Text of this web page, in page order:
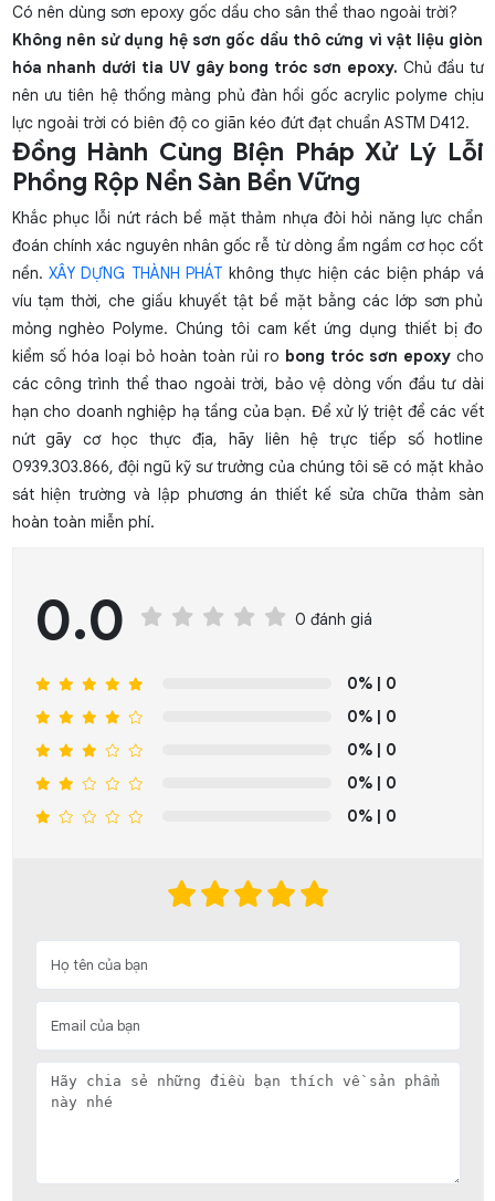
Có nên dùng sơn epoxy gốc dầu cho sân thể thao ngoài trời?
Không nên sử dụng hệ sơn gốc dầu thô cứng vì vật liệu giòn
hóa nhanh dưới tia UV gây bong tróc sơn epoxy. Chủ đầu tư
nên ưu tiên hệ thống màng phủ đàn hồi gốc acrylic polyme chịu
lực ngoài trời có biên độ co giãn kéo đứt đạt chuẩn ASTM D412.
Đồng Hành Cùng Biện Pháp Xử Lý Lỗi
Phồng Rộp Nền Sàn Bền Vững
Khắc phục lỗi nứt rách bề mặt thảm nhựa đòi hỏi năng lực chẩn
đoán chính xác nguyên nhân gốc rễ từ dòng ẩm ngầm cơ học cốt
nền. XÂY DỰNG THÀNH PHÁT không thực hiện các biện pháp vá
víu tạm thời, che giấu khuyết tật bề mặt bằng các lớp sơn phủ
mỏng nghèo Polyme. Chúng tôi cam kết ứng dụng thiết bị đo
kiểm số hóa loại bỏ hoàn toàn rủi ro bong tróc sơn epoxycho
các công trình thể thao ngoài trời, bảo vệ dòng vốn đầu tư dài
hạn cho doanh nghiệp hạ tầng của bạn. Để xử lý triệt để các vết
nứt gãy cơ học thực địa, hãy liên hệ trực tiếp số hotline
0939.303.866, đội ngũ kỹ sư trưởng của chúng tôi sẽ có mặt khảo
sát hiện trường và lập phương án thiết kế sửa chữa thảm sàn
hoàn toàn miễn phí.
0.0 0 đánh giá
0% | 0
0% | 0
0% | 0
0% | 0
0% | 0